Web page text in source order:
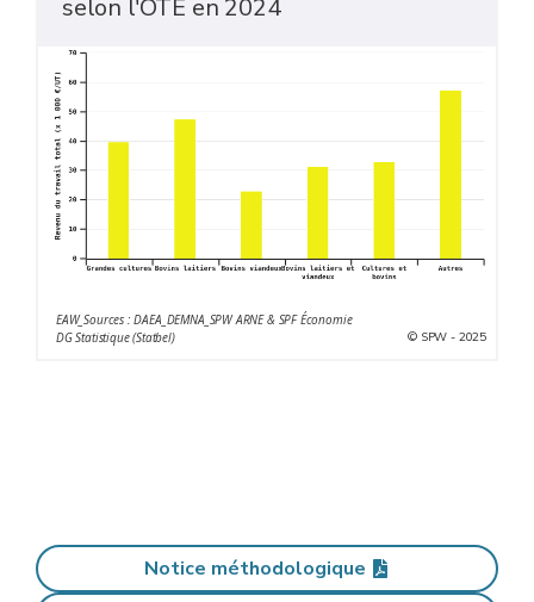
selon l'OTE en 2024
EAW_Sources : DAEA_DEMNA_SPW ARNE & SPF Économie
DG Statistique (Statbel)
© SPW - 2025
Notice méthodologique